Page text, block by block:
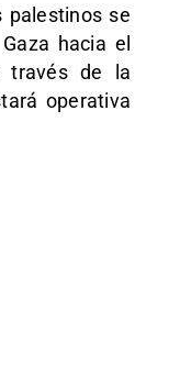
palestinos se
hacia el
través de la
operativa